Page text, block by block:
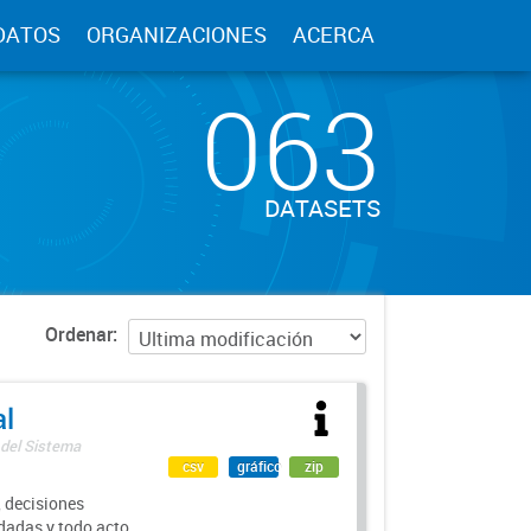
ORGANIZACIONES ACERCA
063
DATASETS
Ordenar
Sistema
csv gráfico zip